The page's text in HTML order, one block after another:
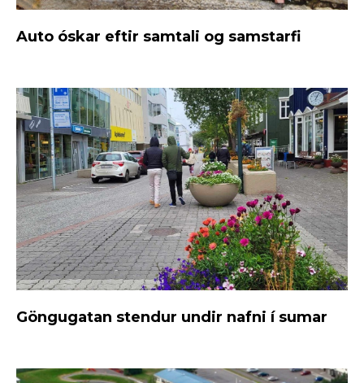
Auto óskar eftir samtali og samstarfi
Göngugatan stendur undir nafni í sumar